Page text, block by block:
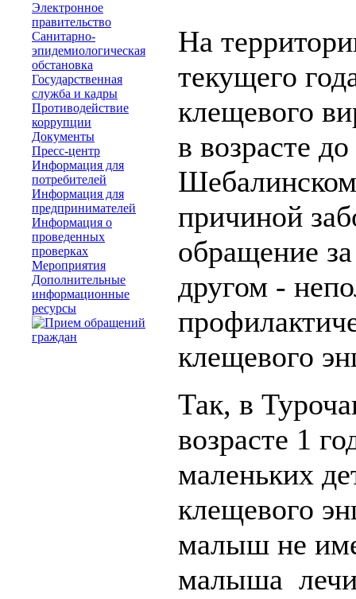
Электронное
правительство
Санитарно-
эпидемиологическая
обстановка
Государственная
служба и кадры
Противодействие
коррупции
Документы
Пресс-центр
Информация для
потребителей
Информация для
предпринимателей
Информация о
проведенных
проверках
Мероприятия
Дополнительные
информационные
ресурсы
На
текущего
клещевого
в возрасте
причиной
обращение
другом -
клещевого
Так, в
возрасте 1
маленьких
клещевого
малыш не
малыша